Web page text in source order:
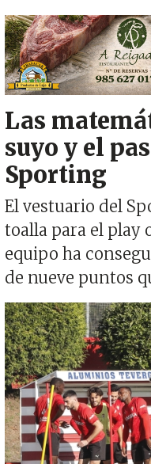
Image
Las
suyo y el
Sporting
El vestuario del
toalla para el play
equipo ha
de nueve puntos
Imagen